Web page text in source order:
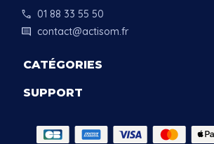
call 01 88 33 55 50
comment contact@actisom.fr
CATÉGORIES
SUPPORT